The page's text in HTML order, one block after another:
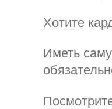
Хотите
Иметь